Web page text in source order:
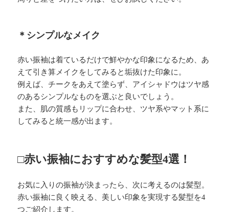
＊シンプルなメイク
赤い振袖は着ているだけで鮮やかな印象になるため、あ
えて引き算メイクをしてみると垢抜けた印象に。
例えば、チークをあえて塗らず、アイシャドウはツヤ感
のあるシンプルなものを選ぶと良いでしょう。
また、肌の質感もリップに合わせ、ツヤ系やマット系に
してみると統一感が出ます。
□赤い振袖におすすめな髪型4選！
お気に入りの振袖が決まったら、次に考えるのは髪型。
赤い振袖に良く映える、美しい印象を実現する髪型を4
つご紹介します。